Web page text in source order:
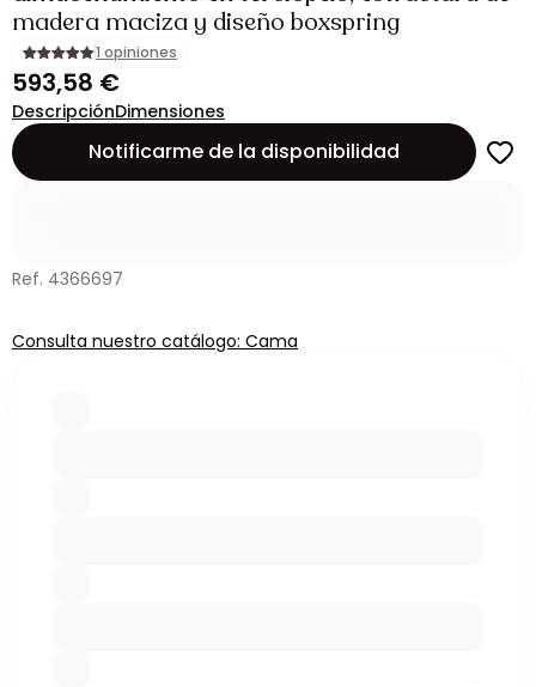
madera maciza y diseño boxspring
1 opiniones
593,58 €
DescripciónDimensiones
Notificarme de la disponibilidad
Ref. 4366697
Consulta nuestro catálogo: Cama